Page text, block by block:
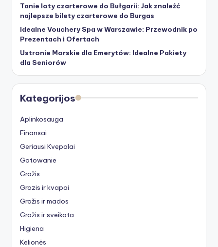
Tanie loty czarterowe do Bułgarii: Jak znaleźć
najlepsze bilety czarterowe do Burgas
Idealne Vouchery Spa w Warszawie: Przewodnik po
Prezentach i Ofertach
Ustronie Morskie dla Emerytów: Idealne Pakiety
dla Seniorów
Kategorijos
Aplinkosauga
Finansai
Geriausi Kvepalai
Gotowanie
Grožis
Grozis ir kvapai
Grožis ir mados
Grožis ir sveikata
Higiena
Kelionės